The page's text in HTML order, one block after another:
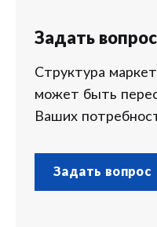
Задать
Структура
может быть
Ваших
Задать вопрос